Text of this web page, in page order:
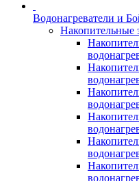
Водонагреватели и
Накопительные